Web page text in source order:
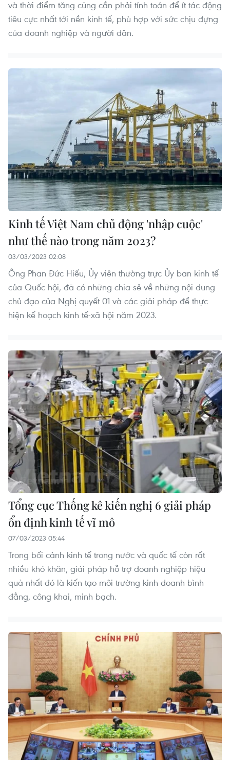
và thời điểm tăng cũng cần phải tính toán để ít tác động
tiêu cực nhất tới nền kinh tế, phù hợp với sức chịu đựng
của doanh nghiệp và người dân.
Kinh tế Việt Nam chủ động 'nhập cuộc'
như thế nào trong năm 2023?
03/03/2023 02:08
Ông Phan Đức Hiếu, Ủy viên thường trực Ủy ban kinh tế
của Quốc hội, đã có những chia sẻ về những nội dung
chủ đạo của Nghị quyết 01 và các giải pháp để thực
hiện kế hoạch kinh tế-xã hội năm 2023.
Tổng cục Thống kê kiến nghị 6 giải pháp
ổn định kinh tế vĩ mô
07/03/2023 05:44
Trong bối cảnh kinh tế trong nước và quốc tế còn rất
nhiều khó khăn, giải pháp hỗ trợ doanh nghiệp hiệu
quả nhất đó là kiến tạo môi trường kinh doanh bình
đẳng, công khai, minh bạch.